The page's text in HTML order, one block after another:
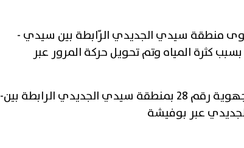
- الجهويّة رقم 28 مستوى منطقة سيدي الجديدي الرّابطة بين سيدي
كثرة المياه وتم تحويل حركة المرور عبر
-عودة حركة المرور بالطريق الجهوية رقم 28 بمنطقة سيدي الجديدي الرابطة بين
عبر بوفيشة